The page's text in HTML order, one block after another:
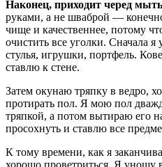
Наконец, приходит черед
руками, а не шваброй —
чище и качественнее, потому
очистить все уголки. Сначала
стулья, игрушки, портфель.
ставлю к стене.
Затем окунаю тряпку в ведро,
протирать пол. Я мою пол
тряпкой, а потом вытираю его
просохнуть и ставлю все
К тому времени, как я
хорошо проветриться. Я